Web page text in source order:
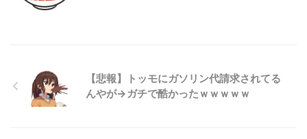
【悲報】トッモにガソリン代請求されてる
んやが→ガチで酷かったｗｗｗｗｗ